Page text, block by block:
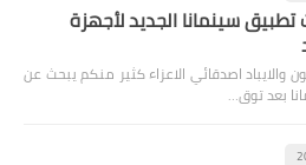
سينمانا الجديد لأجهزة
والايباد اصدقائي الاعزاء كثير منكم يبحث عن
بعد توق…